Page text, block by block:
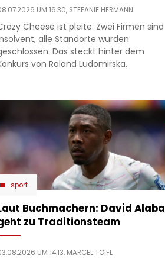
UM 16:30, STEFANIE HERMANN
Cheese ist pleite: Zwei Firmen sind
alle Standorte wurden
Das steckt hinter dem
von Roland Ludomirska.
sport
Buchmachern: David Alaba
zu Traditionsteam
UM 14:13, MARCEL TOIFL